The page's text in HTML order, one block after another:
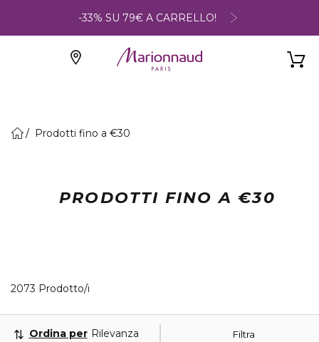
-33% SU 79€ A CARRELLO!
Prodotti fino a €30
PRODOTTI FINO A €30
2073 Prodotto/i
Filtra
Ordina per Rilevanza